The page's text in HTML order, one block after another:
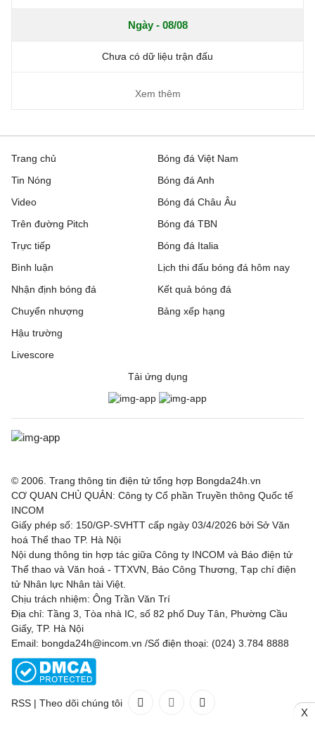
Ngày - 08/08
Chưa có dữ liệu trận đấu
Xem thêm
Trang chủ
Tin Nóng
Video
Trên đường Pitch
Trực tiếp
Bóng đá Việt Nam
Bóng đá Anh
Bóng đá Châu Âu
Bóng đá TBN
Bóng đá Italia
Bình luận
Nhận định bóng đá
Chuyển nhượng
Hậu trường
Livescore
Lịch thi đấu bóng đá hôm nay
Kết quả bóng đá
Bảng xếp hạng
Tải ứng dụng
© 2006. Trang thông tin điện tử tổng hợp Bongda24h.vn
CƠ QUAN CHỦ QUẢN: Công ty Cổ phần Truyền thông Quốc tế
INCOM
Giấy phép số: 150/GP-SVHTT cấp ngày 03/4/2026 bởi Sở Văn
hoá Thể thao TP. Hà Nội
Nội dung thông tin hợp tác giữa Công ty INCOM và Báo điện tử
Thể thao và Văn hoá - TTXVN, Báo Công Thương, Tạp chí điện
tử Nhân lực Nhân tài Việt.
Chịu trách nhiệm: Ông Trần Văn Trí
Địa chỉ: Tầng 3, Tòa nhà IC, số 82 phố Duy Tân, Phường Cầu
Giấy, TP. Hà Nội
Email: bongda24h@incom.vn /Số điện thoại: (024) 3.784 8888
RSS | Theo dõi chúng tôi
X